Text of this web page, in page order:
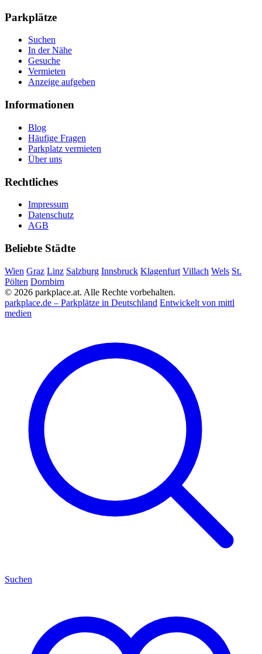
Parkplätze
Suchen
In der Nähe
Gesuche
Vermieten
Anzeige aufgeben
Informationen
Blog
Häufige Fragen
Parkplatz vermieten
Über uns
Rechtliches
Impressum
Datenschutz
AGB
Beliebte Städte
Wien Graz Linz Salzburg Innsbruck Klagenfurt Villach Wels St.
Pölten Dornbirn
© 2026 parkplace.at. Alle Rechte vorbehalten.
parkplace.de – Parkplätze in Deutschland Entwickelt von mittl
medien
Suchen